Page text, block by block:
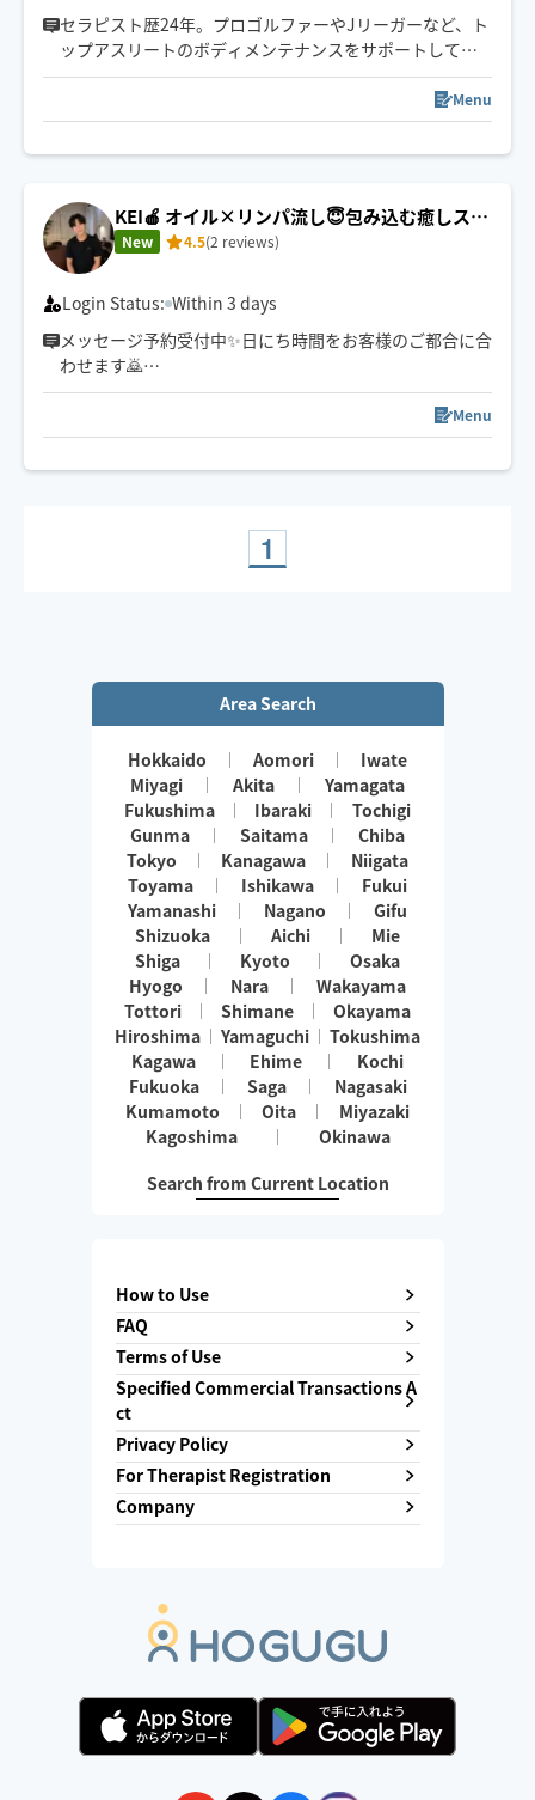
セラピスト歴24年。プロゴルファーやJリーガーなど、ト
ップアスリートのボディメンテナンスをサポートしてき
ました。
週末のゴルフやランニングの後、ガチガチに張ったお身
体を心地よい強さでじんわりと解きほぐし、翌朝スッキ
リと動けるコンディションへ整えます。
ま眠れる贅沢なリフレッシュをぜひご体験ください
Menu
KEI🍎 オイル×リンパ流し😇包み込む癒しスト
ローク
New 4.5(2 reviews)
Login Status: Within 3 days
メッセージ予約受付中✨日にち時間をお客様のご都合に合
わせます🙇
初めての方も安心して受けられる、
Menu
1
Area Search
Hokkaido Aomori
Iwate
Miyagi
Akita
Yamagata
Fukushima
Ibaraki
Tochigi
Gunma
Saitama
Chiba
Tokyo
Kanagawa
Niigata
Toyama
Ishikawa
Fukui
Yamanashi
Nagano
Gifu
Shizuoka
Aichi
Mie
Shiga
Kyoto
Osaka
Hyogo
Nara
Wakayama
Tottori
Shimane
Okayama
Hiroshima
Yamaguchi
Tokushima
Kagawa
Ehime
Kochi
Fukuoka
Saga
Nagasaki
Kumamoto
Oita
Miyazaki
Kagoshima
Okinawa
Search from Current Location
How to Use
FAQ
Terms of Use
Specified Commercial Transactions A
ct
Privacy Policy
For Therapist Registration
Company